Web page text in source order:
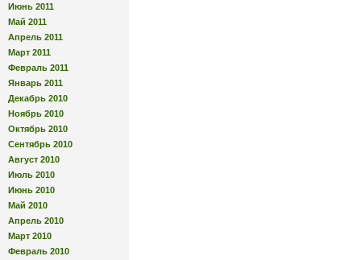
Июнь 2011
Май 2011
Апрель 2011
Март 2011
Февраль 2011
Январь 2011
Декабрь 2010
Ноябрь 2010
Октябрь 2010
Сентябрь 2010
Август 2010
Июль 2010
Июнь 2010
Май 2010
Апрель 2010
Март 2010
Февраль 2010